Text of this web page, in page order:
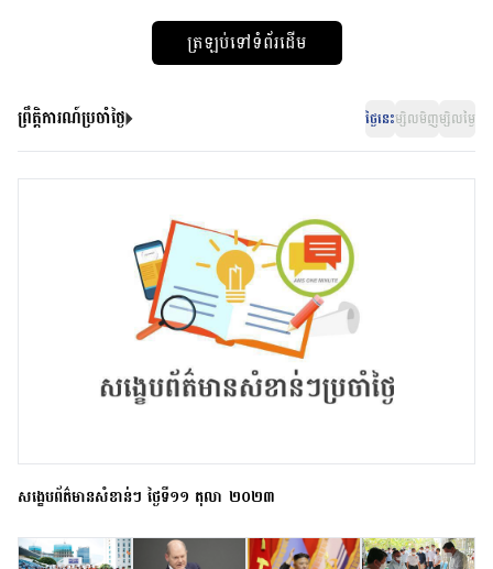
ត្រឡប់ទៅទំព័រដើម
ព្រឹត្តិការណ៍ប្រចាំថ្ងៃ ថ្ងៃនេះម្សិលមិញម្សិលម្ងៃ
សង្ខេបព័ត៌មានសំខាន់ៗ ថ្ងៃទី១១ តុលា ២០២៣